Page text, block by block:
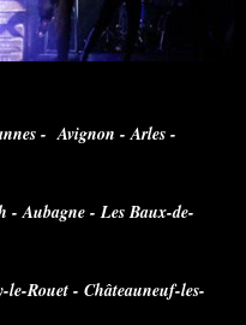
- Avignon - Arles -
Aubagne - Les Baux-de-
le-Rouet - Châteauneuf-les-